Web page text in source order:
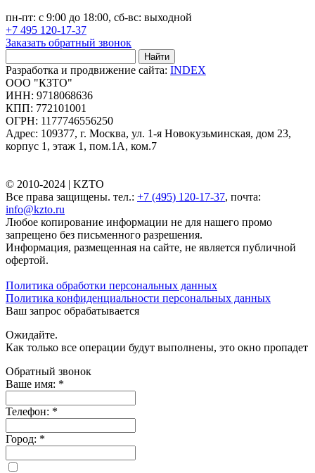
пн-пт: с 9:00 до 18:00, сб-вс: выходной
+7 495 120-17-37
Заказать обратный звонок
Найти
Разработка и продвижение сайта: INDEX
ООО "КЗТО"
ИНН: 9718068636
КПП: 772101001
ОГРН: 1177746556250
Адрес: 109377, г. Москва, ул. 1-я Новокузьминская, дом 23,
корпус 1, этаж 1, пом.1А, ком.7
© 2010-2024 | KZTO
Все права защищены. тел.: +7 (495) 120-17-37, почта:
info@kzto.ru
Любое копирование информации не для нашего промо
запрещено без письменного разрешения.
Информация, размещенная на сайте, не является публичной
офертой.
Политика обработки персональных данных
Политика конфиденциальности персональных данных
Ваш запрос обрабатывается
Ожидайте.
Как только все операции будут выполнены, это окно пропадет
Обратный звонок
Ваше имя: *
Телефон: *
Город: *